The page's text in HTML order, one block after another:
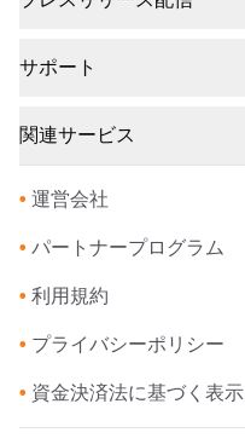
サポート
関連サービス
• 運営会社
• パートナープログラム
• 利用規約
• プライバシーポリシー
• 資金決済法に基づく表示